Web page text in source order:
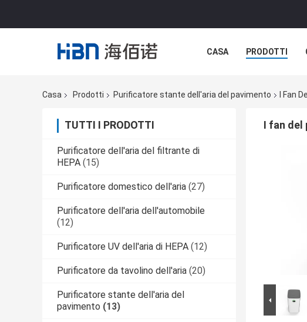
CASA PRODOTTI
Casa Prodotti Purificatore stante dell'aria del pavimento I Fan
TUTTI I PRODOTTI
Purificatore dell'aria del filtrante di
HEPA (15)
Purificatore domestico dell'aria (27)
Purificatore dell'aria dell'automobile
(12)
Purificatore UV dell'aria di HEPA (12)
Purificatore da tavolino dell'aria (20)
Purificatore stante dell'aria del
pavimento (13)
I fan del